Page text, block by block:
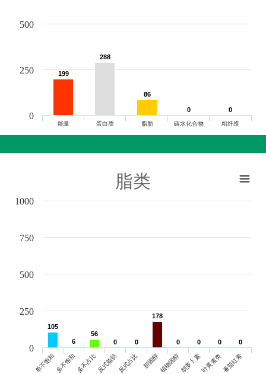
199
199
288
288
86
86
0
0 0
0
能量 蛋白质 脂肪 碳水化合物 粗纤维
0
250
500
脂类
105
105
6
6
56
56
0
0 0
0
178
178
0
0 0
0 0
0 0
0
单不饱和多不饱和多不占比反式脂肪反式占比 胆固醇植物固醇胡萝卜素叶黄素类番茄红素
0
250
500
750
1000